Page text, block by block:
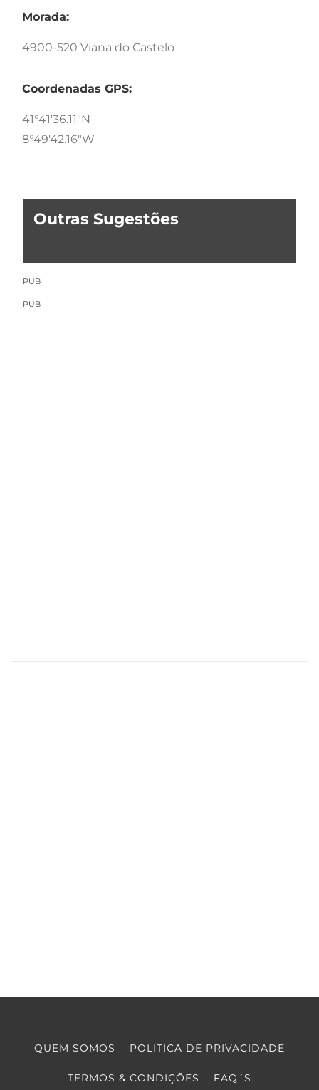
Morada:
4900-520 Viana do Castelo
Coordenadas GPS:
41°41'36.11"N
8°49'42.16"W
Outras Sugestões
PUB
PUB
QUEM SOMOS POLITICA DE PRIVACIDADE
TERMOS & CONDIÇÕES FAQ´S